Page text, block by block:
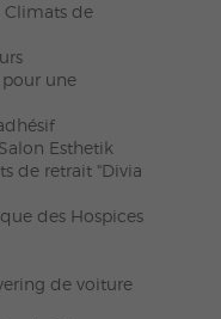
Climats de
une
Esthetik
de retrait "Divia
des Hospices
de voiture